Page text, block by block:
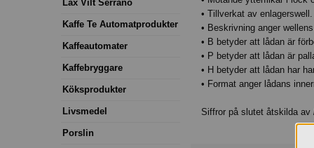
Lax Vilt Serrano
Kaffe Te Automatprodukter
Kaffeautomater
Kaffebryggare
Köksprodukter
Livsmedel
Porslin
• Tillverkat av enlagerswell.
• Beskrivning anger
• B betyder att lådan är
• P betyder att lådan är
• H betyder att lådan har
• Format anger lådans
Siffror på slutet åtskilda av